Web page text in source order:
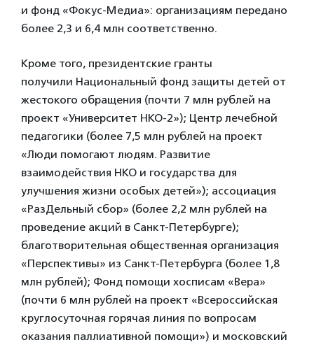
и фонд «Фокус-Медиа»: организациям передано
более 2,3 и 6,4 млн соответственно.
Кроме того, президентские гранты
получили Национальный фонд защиты детей от
жестокого обращения (почти 7 млн рублей на
проект «Университет НКО-2»); Центр лечебной
педагогики (более 7,5 млн рублей на проект
«Люди помогают людям. Развитие
взаимодействия НКО и государства для
улучшения жизни особых детей»); ассоциация
«РазДельный сбор» (более 2,2 млн рублей на
проведение акций в Санкт-Петербурге);
благотворительная общественная организация
«Перспективы» из Санкт-Петербурга (более 1,8
млн рублей); Фонд помощи хосписам «Вера»
(почти 6 млн рублей на проект «Всероссийская
круглосуточная горячая линия по вопросам
оказания паллиативной помощи») и московский